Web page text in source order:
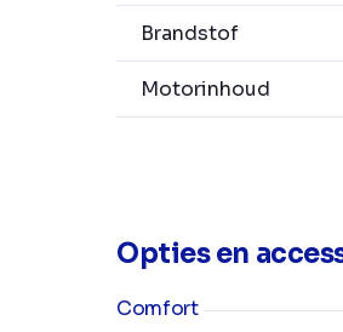
Brandstof
Motorinhoud
Opties en
Comfort